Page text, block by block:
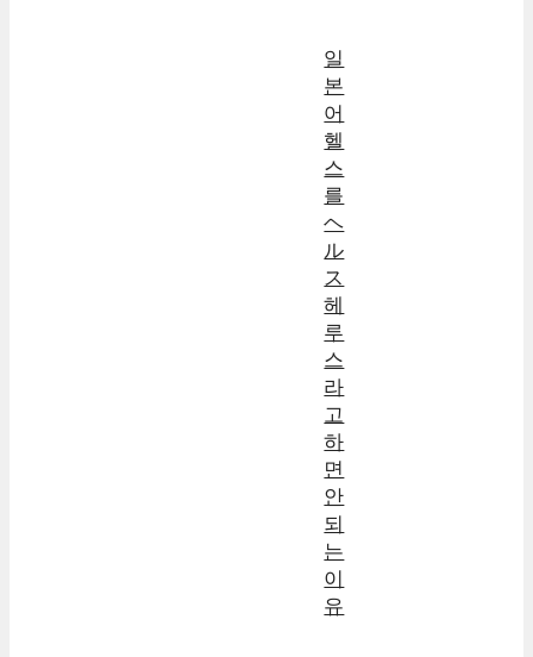
일
본
어
헬
스
를
ヘ
ル
ス
헤
루
스
라
고
하
면
안
되
는
이
유